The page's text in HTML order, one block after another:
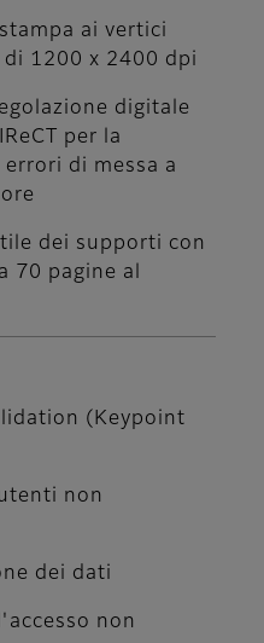
ai vertici
di 1200 x 2400 dpi
digitale
per la
di messa a
dei supporti con
70 pagine al
(Keypoint
non
dei dati
non